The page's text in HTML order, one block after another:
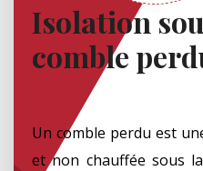
Isolation
comble
Un comble perdu est
et non chauffée sous